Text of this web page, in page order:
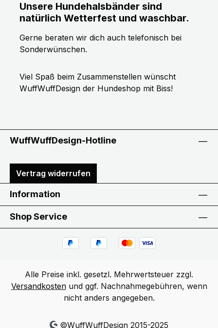
Unsere Hundehalsbänder sind
natürlich Wetterfest und waschbar.
Gerne beraten wir dich auch telefonisch bei
Sonderwünschen.
Viel Spaß beim Zusammenstellen wünscht
WuffWuffDesign der Hundeshop mit Biss!
WuffWuffDesign-Hotline
Vertrag widerrufen
Information
Shop Service
Alle Preise inkl. gesetzl. Mehrwertsteuer zzgl.
Versandkostenund ggf. Nachnahmegebühren, wenn
nicht anders angegeben.
©WuffWuffDesign 2015-2025